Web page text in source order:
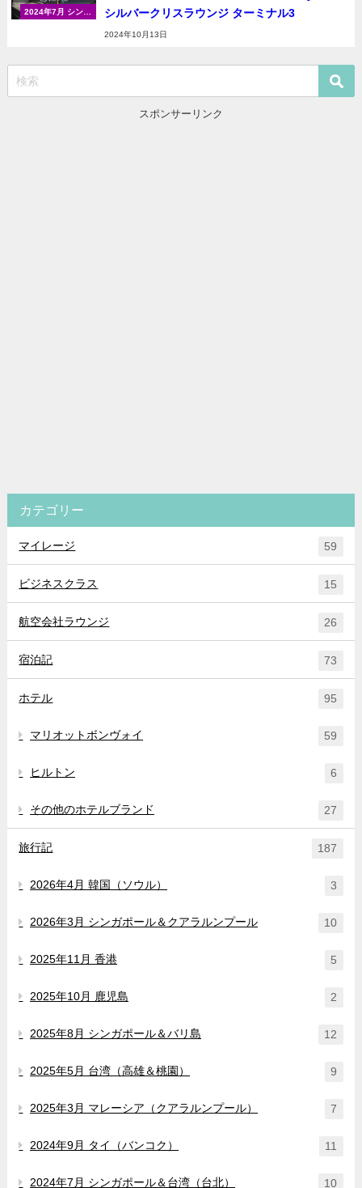
2024年7月 シンガ
シルバークリスラウンジ ターミナル3
2024年10月13日
スポンサーリンク
カテゴリー
マイレージ 59
ビジネスクラス 15
航空会社ラウンジ 26
宿泊記 73
ホテル 95
マリオットボンヴォイ 59
ヒルトン 6
その他のホテルブランド 27
旅行記 187
2026年4月 韓国（ソウル） 3
2026年3月 シンガポール＆クアラルンプール 10
2025年11月 香港 5
2025年10月 鹿児島 2
2025年8月 シンガポール＆バリ島 12
2025年5月 台湾（高雄＆桃園） 9
2025年3月 マレーシア（クアラルンプール） 7
2024年9月 タイ（バンコク） 11
2024年7月 シンガポール＆台湾（台北） 10